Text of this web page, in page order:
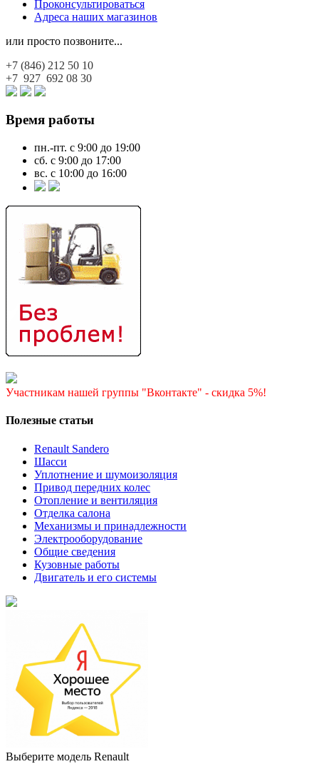
Проконсультироваться
Адреса наших магазинов
или просто позвоните...
+7 (846) 212 50 10
+7 927 692 08 30
Время работы
пн.-пт. с 9:00 до 19:00
сб. с 9:00 до 17:00
вс. с 10:00 до 16:00
Участникам нашей группы "Вконтакте" - скидка 5%!
Полезные статьи
Renault Sandero
Шасси
Уплотнение и шумоизоляция
Привод передних колес
Отопление и вентиляция
Отделка салона
Механизмы и принадлежности
Электрооборудование
Общие сведения
Кузовные работы
Двигатель и его системы
Выберите модель Renault